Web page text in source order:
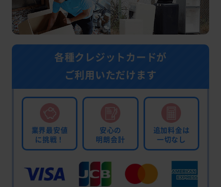
各種クレジットカードが
ご利用いただけます
業界最安値
に挑戦！
安心の
明朗会計
追加料金は
一切なし